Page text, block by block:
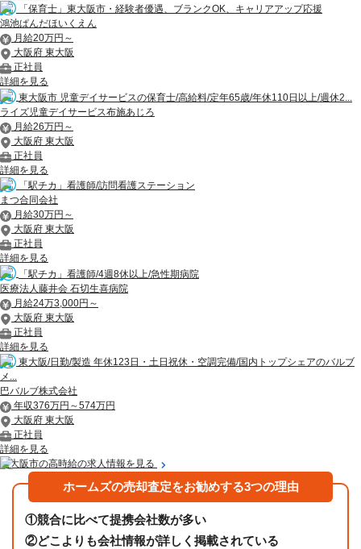
「保育士」東大阪市・経験者優遇、ブランクOK、キャリアアップ応援
鴻池ぱんだほいくえん
月給20万円～
大阪府 東大阪
正社員
詳細を見る
東大阪市 児童デイサービスの保育士/高給料/定年65歳/年休110日以上/週休2...
ライズ児童デイサービス布施あじろ
月給26万円～
大阪府 東大阪
正社員
詳細を見る
「駅チカ」看護師/訪問看護ステーション
まつ合同会社
月給30万円～
大阪府 東大阪
正社員
詳細を見る
「駅チカ」看護師/4週8休以上/急性期病院
医療法人藤井会 石切生喜病院
月給24万3,000円～
大阪府 東大阪
正社員
詳細を見る
東大阪/日勤/製造 年休123日・土日祝休・空調完備/国内トップシェアのバルブ
メ...
巴バルブ株式会社
年収376万円～574万円
大阪府 東大阪
正社員
詳細を見る
東大阪市の高時給の求人情報を見る
ホームズの売却査定をお勧めする3つの理由
①競合に比べて提携会社数が多い
②どこよりも会社情報が詳しく掲載されている